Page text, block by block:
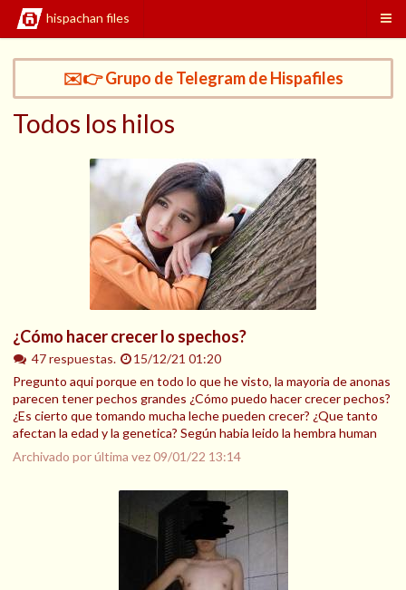
hispachan files
✉️👉 Grupo de Telegram de Hispafiles
Todos los hilos
¿Cómo hacer crecer lo spechos?
47 respuestas.
15/12/21 01:20
Pregunto aqui porque en todo lo que he visto, la mayoria de anonas
parecen tener pechos grandes ¿Cómo puedo hacer crecer pechos?
¿Es cierto que tomando mucha leche pueden crecer? ¿Que tanto
afectan la edad y la genetica? Según habia leido la hembra human
Archivado por última vez09/01/22 13:14